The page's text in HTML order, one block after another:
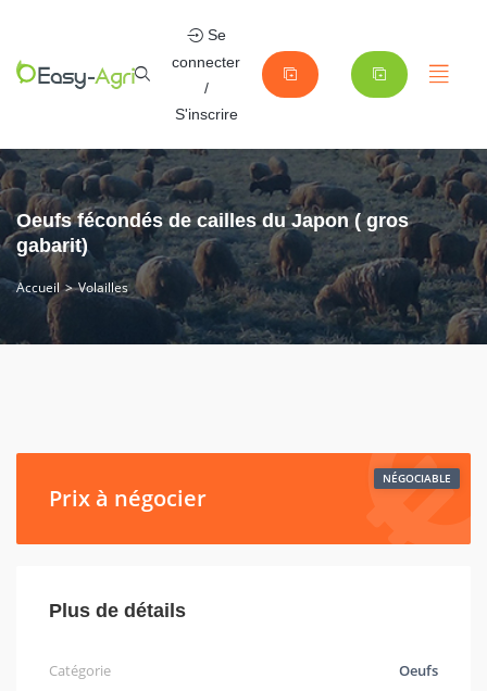
Se
connecter
/
S'inscrire
Oeufs fécondés de cailles du Japon ( gros
gabarit)
Accueil Volailles
NÉGOCIABLE
Prix à négocier
Plus de détails
Catégorie Oeufs